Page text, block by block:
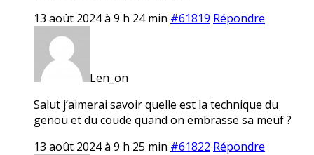
13 août 2024 à 9 h 24 min #61819 Répondre
Len_on
Salut j’aimerai savoir quelle est la technique du
genou et du coude quand on embrasse sa meuf ?
13 août 2024 à 9 h 25 min #61822 Répondre